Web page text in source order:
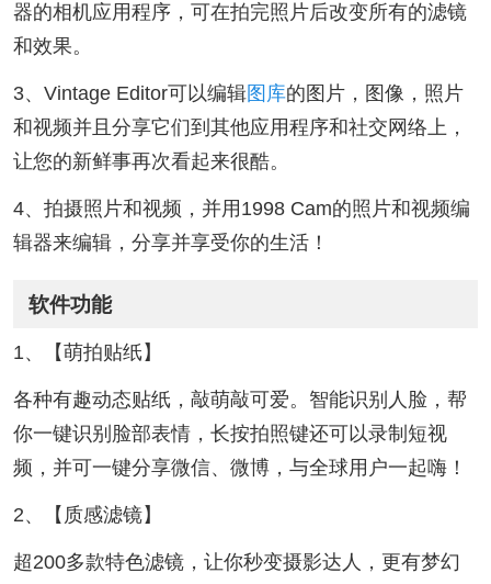
器的相机应用程序，可在拍完照片后改变所有的滤镜
和效果。
3、Vintage Editor可以编辑图库的图片，图像，照片
和视频并且分享它们到其他应用程序和社交网络上，
让您的新鲜事再次看起来很酷。
4、拍摄照片和视频，并用1998 Cam的照片和视频编
辑器来编辑，分享并享受你的生活！
软件功能
1、【萌拍贴纸】
各种有趣动态贴纸，敲萌敲可爱。智能识别人脸，帮
你一键识别脸部表情，长按拍照键还可以录制短视
频，并可一键分享微信、微博，与全球用户一起嗨！
2、【质感滤镜】
超200多款特色滤镜，让你秒变摄影达人，更有梦幻